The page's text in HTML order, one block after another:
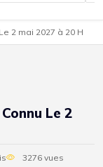
2 mai 2027 à 20 H
Le 2
3276 vues